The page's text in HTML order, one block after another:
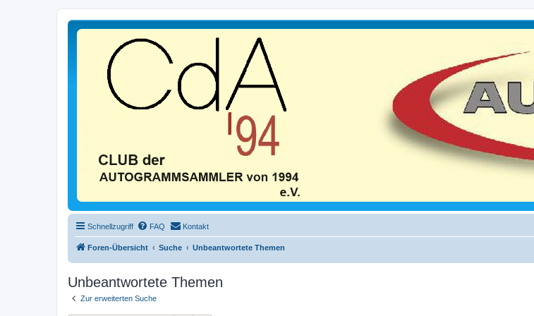
Schnellzugriff FAQ Kontakt
Foren-Übersicht Suche Unbeantwortete Themen
Unbeantwortete Themen
Zur erweiterten Suche